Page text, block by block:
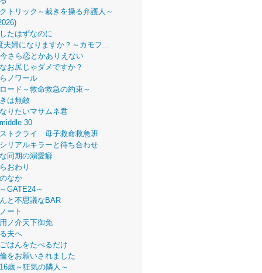
トリック～裁きを操る弁護人～
たはずなのに
夫婦になりますか？～カモフ...
さら恋とかありえない
お尻じゃダメですか？
ノワール
ード～救命救急の約束～
は無敵
りたいマサムネ君
30
トクライ 母子救命救急班
リアルキラーと待ち合わせ
同期の溺愛癖
おわり
なか
GATE24～
と不思議なBAR
ート
ノ介天下御免
夫へ
はんをたべるだけ
をお願いされました
歳～狂気の隣人～